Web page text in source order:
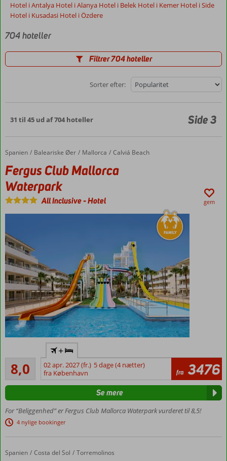
Hotel i Antalya Hotel i Alanya Hotel i Belek Hotel i Kemer Hotel i Side
Hotel i Kusadasi Hotel i Özdere
704 hoteller
Filtrer 704 hoteller
Sorter efter:
31 til 45 ud af 704 hoteller Side 3
Forside
Spanien Baleariske Øer Mallorca Calviá Beach
Fergus Club Mallorca Waterpark
Fergus Club Mallorca
Waterpark
All Inclusive-Hotel gem
program
Lækkert
familiehotel
God, central
beliggenhed
til strand
8,0Meget godt
222
anmeldelser
+
02 apr. 2027 (fr.) 5 dage (4 nætter)
fra København
fra 3476
For “Beliggenhed” er Fergus Club Mallorca Waterpark vurderet til 8,5!
4 nylige bookinger
Se mere
Forside
Spanien Costa del Sol Torremolinos
MS Amaragua